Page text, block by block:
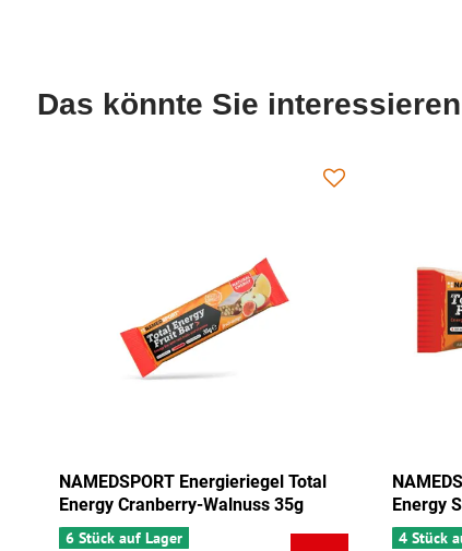
Das könnte Sie
Total
NAMEDSPORT Energieriegel Total
Energy Schokolade-Aprikose 35g
4 Stück auf Lager